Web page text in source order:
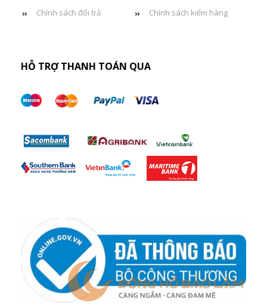
Chính sách đổi trả Chính sách kiểm hàng
HỖ TRỢ THANH TOÁN QUA